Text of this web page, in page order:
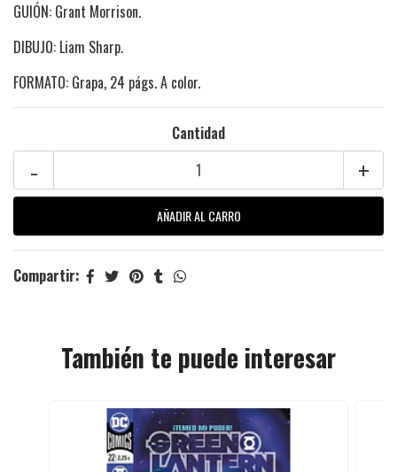
GUIÓN: Grant Morrison.
DIBUJO: Liam Sharp.
FORMATO: Grapa, 24 págs. A color.
Cantidad
+
-
Compartir:
También te puede interesar